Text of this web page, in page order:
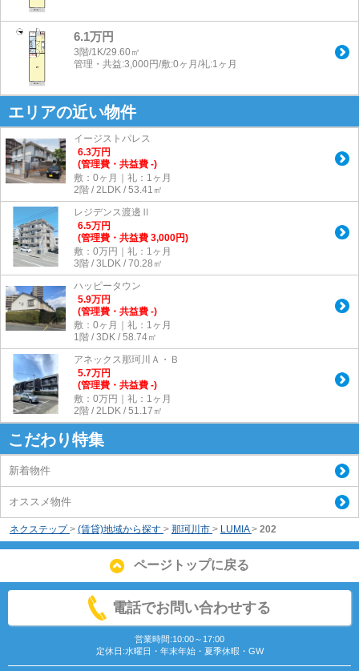
6.1万円
3階/1K/29.60㎡
管理・共益:3,000円/敷:0ヶ月/礼:1ヶ月
エリアの近い物件
イージストパレス
6.3万円
(管理費・共益費 -)
敷：0ヶ月｜礼：1ヶ月
2階 / 2LDK / 53.41㎡
レジデンス渡邊Ⅱ
6.5万円
(管理費・共益費 3,000円)
敷：0万円｜礼：1ヶ月
3階 / 3LDK / 70.28㎡
ハッピータウン
5.9万円
(管理費・共益費 -)
敷：0ヶ月｜礼：1ヶ月
1階 / 3DK / 58.74㎡
アネックス那珂川Ａ・Ｂ
5.7万円
(管理費・共益費 -)
敷：0万円｜礼：1ヶ月
2階 / 2LDK / 51.17㎡
こだわり特集
新着物件
オススメ物件
ネクステップ > (賃貸)地域から探す > 那珂川市 > LUMIA > 202
ページトップに戻る
電話でお問い合わせする
営業時間:10:00～17:00
定休日:水曜日・年末年始・夏季休暇・GW